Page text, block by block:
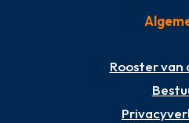
Rooster